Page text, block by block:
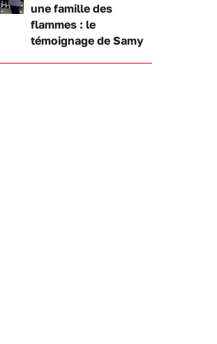
une famille des
flammes : le
témoignage de Samy